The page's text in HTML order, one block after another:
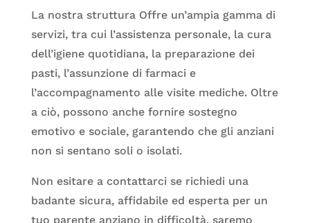
La nostra struttura Offre un’ampia gamma di
servizi, tra cui l’assistenza personale, la cura
dell’igiene quotidiana, la preparazione dei
pasti, l’assunzione di farmaci e
l’accompagnamento alle visite mediche. Oltre
a ciò, possono anche fornire sostegno
emotivo e sociale, garantendo che gli anziani
non si sentano soli o isolati.
Non esitare a contattarci se richiedi una
badante sicura, affidabile ed esperta per un
tuo parente anziano in difficoltà, saremo